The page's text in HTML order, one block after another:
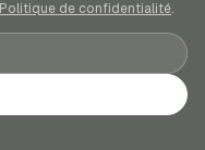
Politique de confidentialité.